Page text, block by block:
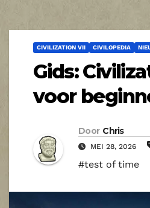
CIVILIZATION VII CIVILOPEDIA
Gids:
voor
Door Chris
MEI 28, 2026
#test of time